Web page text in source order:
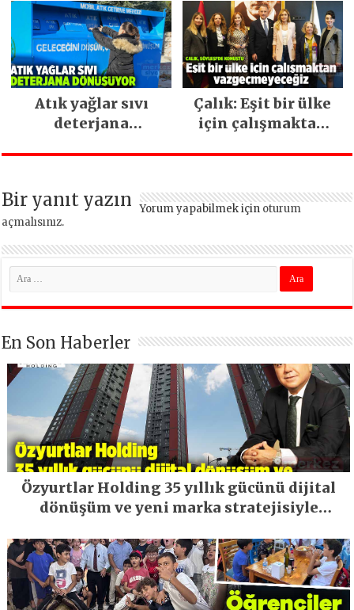
ara vermeden
devam ediyor
Atık yağlar sıvı
deterjana
Çalık: Eşit bir ülke
için çalışmaktan
Bir yanıt yazın Yorum yapabilmek için oturum
açmalısınız.
En Son Haberler
Özyurtlar Holding 35 yıllık gücünü dijital
dönüşüm ve yeni marka stratejisiyle